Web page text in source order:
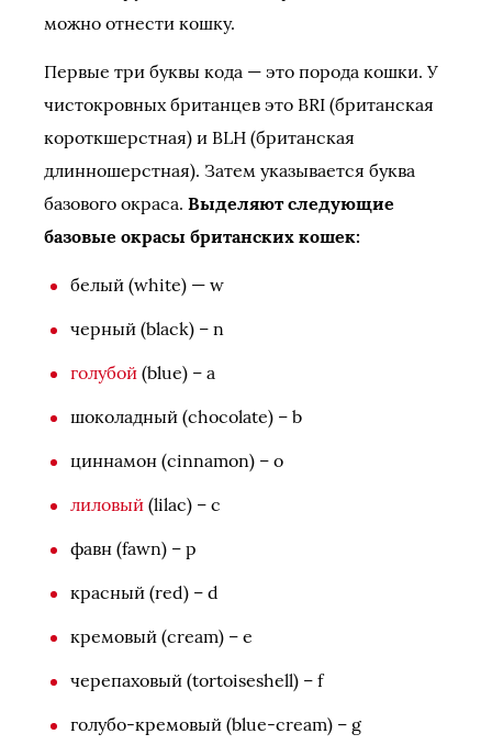
можно отнести кошку.
Первые три буквы кода — это порода кошки. У
чистокровных британцев это BRI (британская
короткшерстная) и BLH (британская
длинношерстная). Затем указывается буква
базового окраса. Выделяют следующие
базовые окрасы британских кошек:
белый (white) — w
черный (black) – n
голубой (blue) – a
шоколадный (chocolate) – b
циннамон (cinnamon) – o
лиловый (lilac) – c
фавн (fawn) – p
красный (red) – d
кремовый (cream) – e
черепаховый (tortoiseshell) – f
голубо-кремовый (blue-cream) – g